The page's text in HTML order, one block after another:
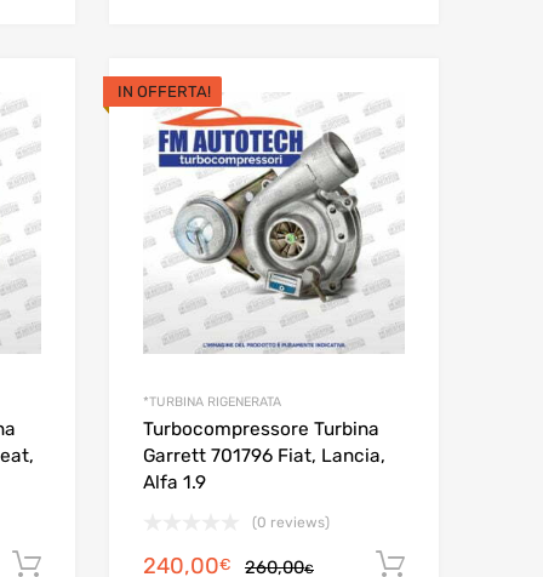
Aggiungi al carrello
IN OFFERTA!
*TURBINA RIGENERATA
Turbocompressore Turbina
Garrett 701796 Fiat, Lancia,
Alfa 1.9
(0 reviews)
260,00€Il
240,00€
Il